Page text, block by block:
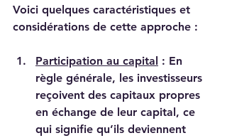
Voici quelques caractéristiques et
considérations de cette approche :
Participation au capital : En
règle générale, les investisseurs
reçoivent des capitaux propres
en échange de leur capital, ce
qui signifie qu’ils deviennent